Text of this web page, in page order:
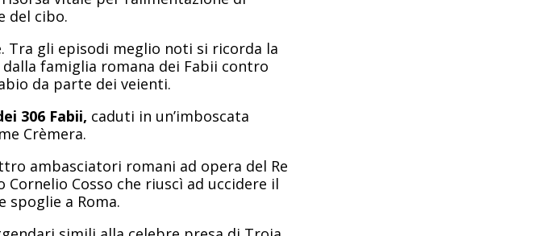
del cibo.
Tra gli episodi meglio noti si ricorda la
famiglia romana dei Fabii contro
da parte dei veienti.
306 Fabii, caduti in un’imboscata
Crèmera.
ambasciatori romani ad opera del Re
Cornelio Cosso che riuscì ad uccidere il
spoglie a Roma.